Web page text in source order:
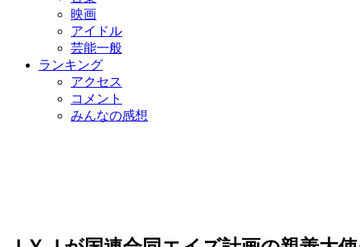
映画
アイドル
芸能一般
ランキング
アクセス
コメント
みんなの感想